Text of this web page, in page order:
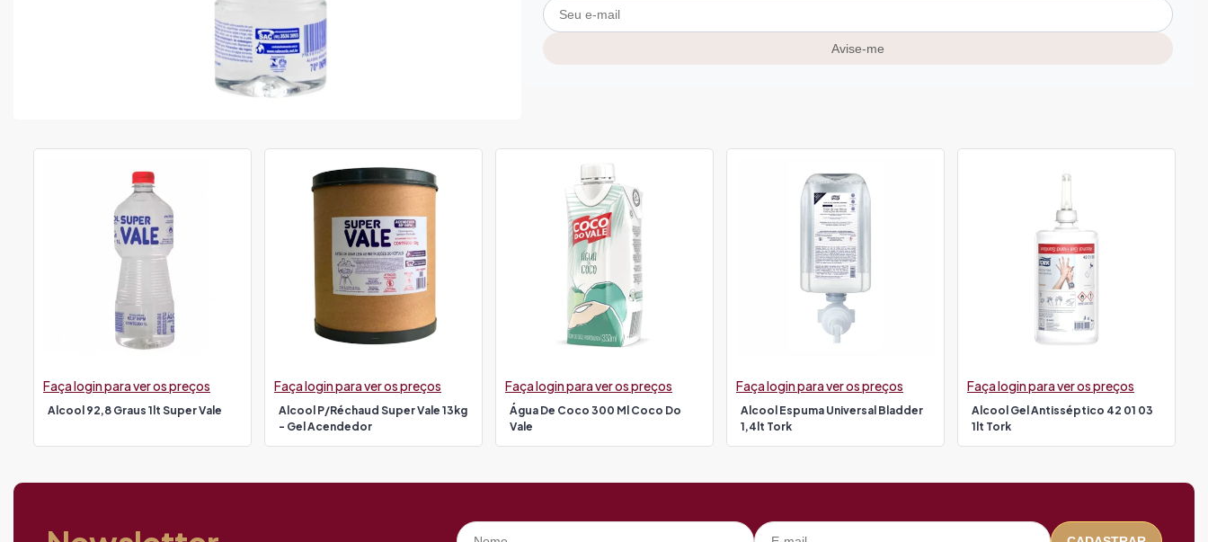
Avise-me
Alcool 92,8 Graus 1lt Super Vale
Faça login para ver os preços
Alcool P/réchaud Super Vale 13kg
- Gel Acendedor
Faça login para ver os preços
Água De Coco 300 Ml Coco Do
Vale
Faça login para ver os preços
Alcool Espuma Universal Bladder
1,4lt Tork
Faça login para ver os preços
Alcool Gel Antisséptico 42 01 03
1lt Tork
Faça login para ver os preços